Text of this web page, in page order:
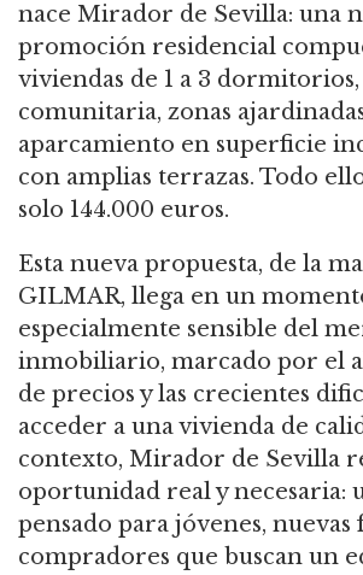
nace Mirador de Sevilla: una
promoción residencial
viviendas de 1 a 3
comunitaria, zonas
aparcamiento en superficie
con amplias terrazas. Todo
solo 144.000 euros.
Esta nueva propuesta, de la
GILMAR, llega en un
especialmente sensible del
inmobiliario, marcado por el
de precios y las crecientes
acceder a una vivienda de
contexto, Mirador de Sevilla
oportunidad real y necesaria:
pensado para jóvenes, nuevas
compradores que buscan un